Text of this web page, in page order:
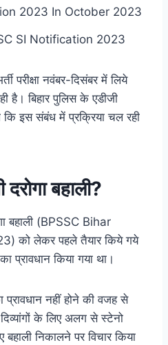
SI Notification 2023
परीक्षानवंबर-दिसंबर में लिये
है। बिहार पुलिस के एडीजी
इस संबंध में प्रक्रिया चल रही
बहाली?
बहाली (BPSSC Bihar
को लेकर पहले तैयार किये गये
प्रावधान किया गया था।
नहीं होने की वजह से
के लिए अलग से स्टेनो
निकालने पर विचार किया